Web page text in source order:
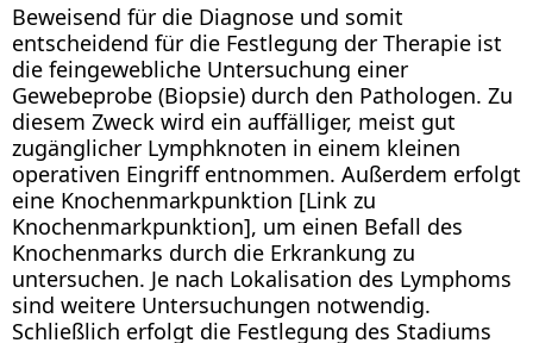
Beweisend für die Diagnose und somit
entscheidend für die Festlegung der Therapie ist
die feingewebliche Untersuchung einer
Gewebeprobe (Biopsie) durch den Pathologen. Zu
diesem Zweck wird ein auffälliger, meist gut
zugänglicher Lymphknoten in einem kleinen
operativen Eingriff entnommen. Außerdem erfolgt
eine Knochenmarkpunktion [Link zu
Knochenmarkpunktion], um einen Befall des
Knochenmarks durch die Erkrankung zu
untersuchen. Je nach Lokalisation des Lymphoms
sind weitere Untersuchungen notwendig.
Schließlich erfolgt die Festlegung des Stadiums